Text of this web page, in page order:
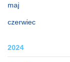
maj
czerwiec
2024